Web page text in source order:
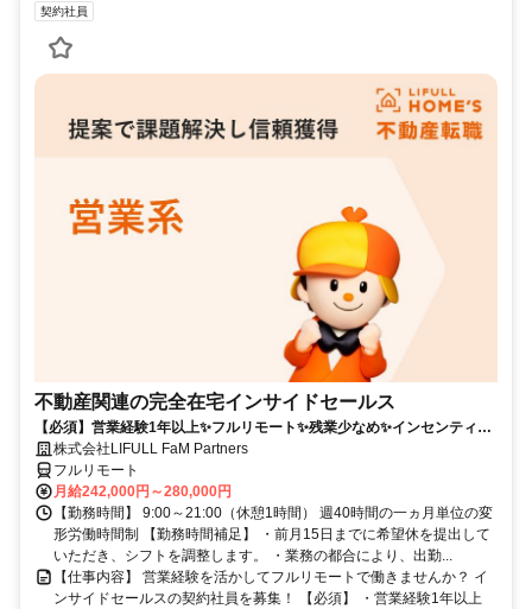
契約社員
不動産関連の完全在宅インサイドセールス
【必須】営業経験1年以上✨フルリモート✨残業少なめ✨インセンティブ
有 株式会社LIFULL FaM Partners
フルリモート
月給242,000円～280,000円
【勤務時間】 9:00～21:00（休憩1時間） 週40時間の一ヵ月単位の変
形労働時間制 【勤務時間補足】 ・前月15日までに希望休を提出して
いただき、シフトを調整します。 ・業務の都合により、出勤...
【仕事内容】 営業経験を活かしてフルリモートで働きませんか？ イ
ンサイドセールスの契約社員を募集！ 【必須】 ・営業経験1年以上